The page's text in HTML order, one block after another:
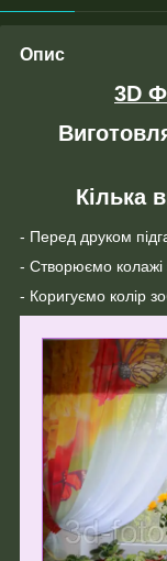
Опис
3D
Кілька
- Перед друком
- Створюємо колажі
- Коригуємо колір